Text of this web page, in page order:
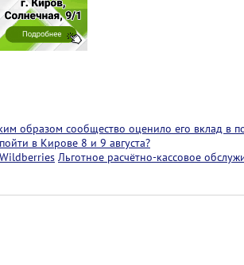
образом сообщество оценило его вклад в
в Кирове 8 и 9 августа?
Льготное расчётно-кассовое